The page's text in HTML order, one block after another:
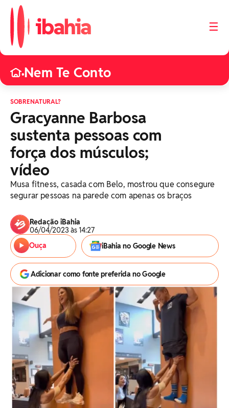
☰
•Nem Te Conto
SOBRENATURAL?
Gracyanne Barbosa
sustenta pessoas com
força dos músculos;
vídeo
Musa fitness, casada com Belo, mostrou que consegure
segurar pessoas na parede com apenas os braços
Redação iBahia
06/04/2023 às 14:27
Ouça
iBahia no Google News
Adicionar como fonte preferida no Google